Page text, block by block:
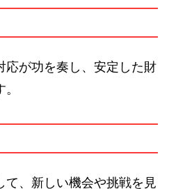
応が功を奏し、安定した財
て、新しい機会や挑戦を見